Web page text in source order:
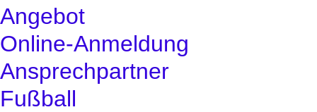
Angebot
Online-Anmeldung
Ansprechpartner
Fußball